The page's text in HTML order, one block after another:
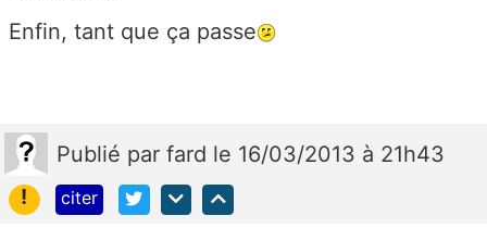
Enfin, tant que ça passe
Publié par fard le 16/03/2013 à 21h43
!
citer